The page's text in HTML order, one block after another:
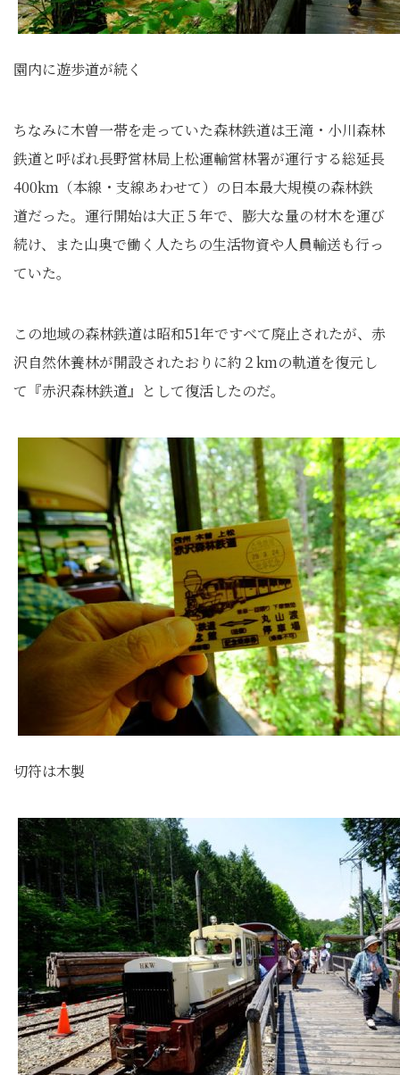
園内に遊歩道が続く
ちなみに木曽一帯を走っていた森林鉄道は王滝・小川森林
鉄道と呼ばれ長野営林局上松運輸営林署が運行する総延長
400km（本線・支線あわせて）の日本最大規模の森林鉄
道だった。運行開始は大正５年で、膨大な量の材木を運び
続け、また山奥で働く人たちの生活物資や人員輸送も行っ
ていた。
この地域の森林鉄道は昭和51年ですべて廃止されたが、赤
沢自然休養林が開設されたおりに約２kmの軌道を復元し
て『赤沢森林鉄道』として復活したのだ。
切符は木製